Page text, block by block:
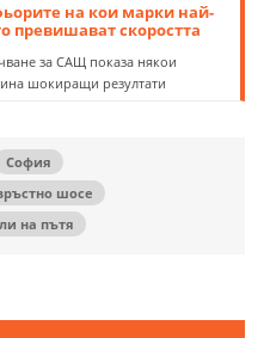
на кои марки най-
превишават скоростта
за САЩ показа някои
шокиращи резултати
София
шосе
на пътя